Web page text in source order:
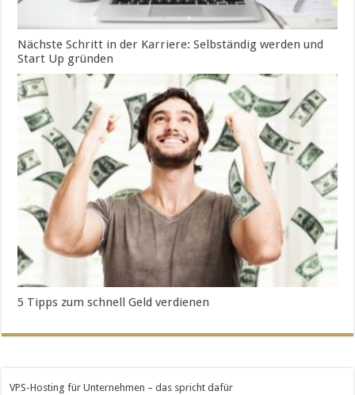
Nächste Schritt in der Karriere: Selbständig werden und
Start Up gründen
5 Tipps zum schnell Geld verdienen
VPS-Hosting für Unternehmen – das spricht dafür